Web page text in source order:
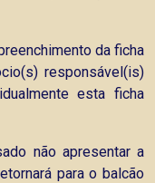
da ficha
responsável(is)
esta ficha
não apresentar a
para o balcão